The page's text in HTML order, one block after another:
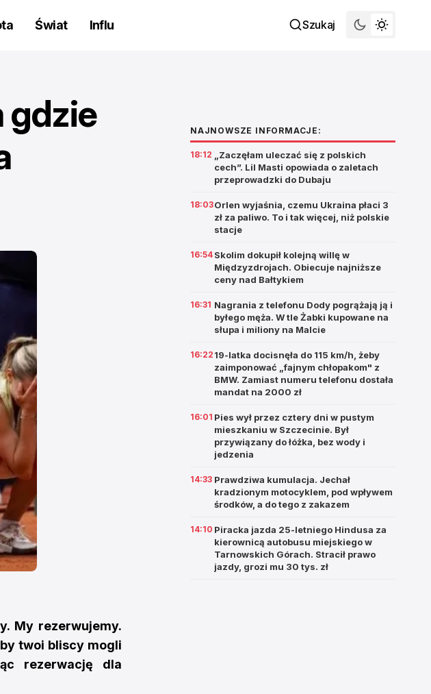
Świat Influ Szukaj
gdzie
My rezerwujemy.
twoi bliscy mogli
rezerwację dla
NAJNOWSZE INFORMACJE:
18:12
„Zaczęłam uleczać się z polskich
cech”. Lil Masti opowiada o zaletach
przeprowadzki do Dubaju
18:03Orlen wyjaśnia, czemu Ukraina płaci 3
zł za paliwo. To i tak więcej, niż polskie
stacje
16:54 Skolim dokupił kolejną willę w
Międzyzdrojach. Obiecuje najniższe
ceny nad Bałtykiem
16:31 Nagrania z telefonu Dody pogrążają ją i
byłego męża. W tle Żabki kupowane na
słupa i miliony na Malcie
16:22 19-latka docisnęła do 115 km/h, żeby
zaimponować „fajnym chłopakom" z
BMW. Zamiast numeru telefonu dostała
mandat na 2000 zł
16:01 Pies wył przez cztery dni w pustym
mieszkaniu w Szczecinie. Był
przywiązany do łóżka, bez wody i
jedzenia
14:33 Prawdziwa kumulacja. Jechał
kradzionym motocyklem, pod wpływem
środków, a do tego z zakazem
14:10 Piracka jazda 25-letniego Hindusa za
kierownicą autobusu miejskiego w
Tarnowskich Górach. Stracił prawo
jazdy, grozi mu 30 tys. zł